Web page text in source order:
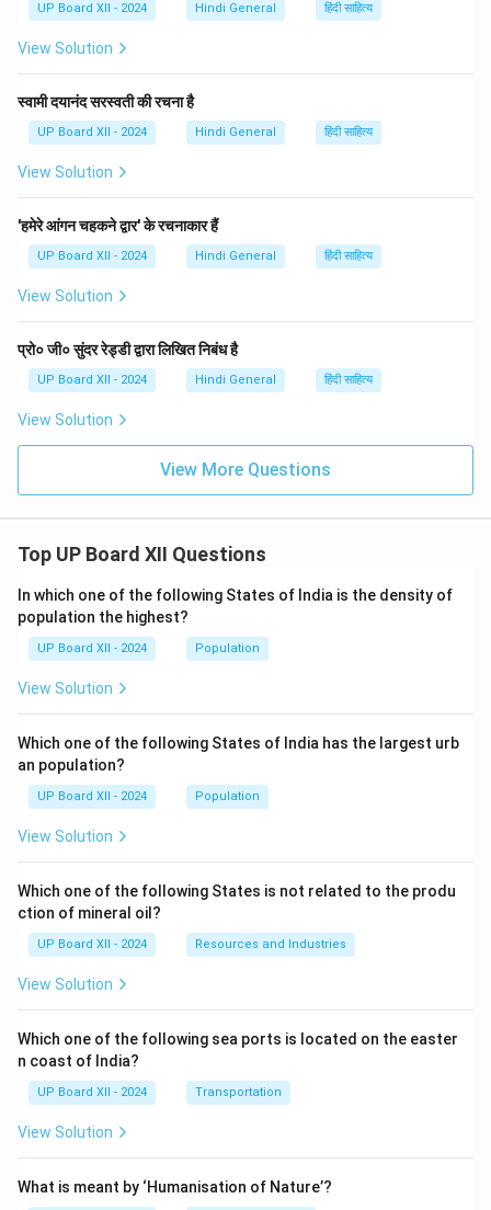
UP Board XII - 2024 Hindi General हिंदी साहित्य
View Solution
स्वामी दयानंद सरस्वती की रचना है
UP Board XII - 2024 Hindi General हिंदी साहित्य
View Solution
'हमेरे आंगन चहकने द्वार' के रचनाकार हैं
UP Board XII - 2024 Hindi General हिंदी साहित्य
View Solution
प्रो० जी० सुंदर रेड्डी द्वारा लिखित निबंध है
UP Board XII - 2024 Hindi General हिंदी साहित्य
View Solution
View More Questions
Top UP Board XII Questions
In which one of the following States of India is the density of
population the highest?
UP Board XII - 2024 Population
View Solution
Which one of the following States of India has the largest urb
an population?
UP Board XII - 2024 Population
View Solution
Which one of the following States is not related to the produ
ction of mineral oil?
UP Board XII - 2024 Resources and Industries
View Solution
Which one of the following sea ports is located on the easter
n coast of India?
UP Board XII - 2024 Transportation
View Solution
What is meant by ‘Humanisation of Nature’?